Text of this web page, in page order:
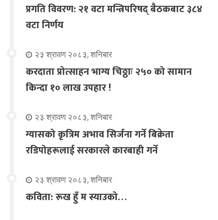
प्रगति विवरण: २१ वटा मन्त्रिपरिषद् बैठकबाट ३८४
वटा निर्णय
२३ श्रावण २०८३, शनिबार
करदाता प्रोत्साहन भाग्य चिठ्ठाः २५० को सामान
किन्दा १० लाख उपहार !
२३ श्रावण २०८३, शनिबार
ग्यासको कृत्रिम अभाव सिर्जना गर्ने बिक्रेता
रडिपोहरूलाई सरकारले कारबाही गर्ने
२३ श्रावण २०८३, शनिबार
कविता: रूख हुँ म स्याउको…